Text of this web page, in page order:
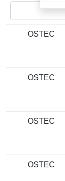
OSTEC
OSTEC
OSTEC
OSTEC